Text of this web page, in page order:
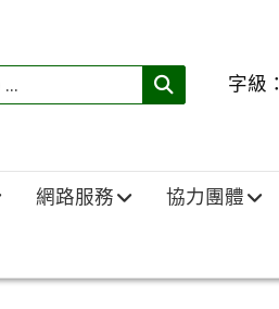
搜
填)：
字級：
網路服務 協力團體